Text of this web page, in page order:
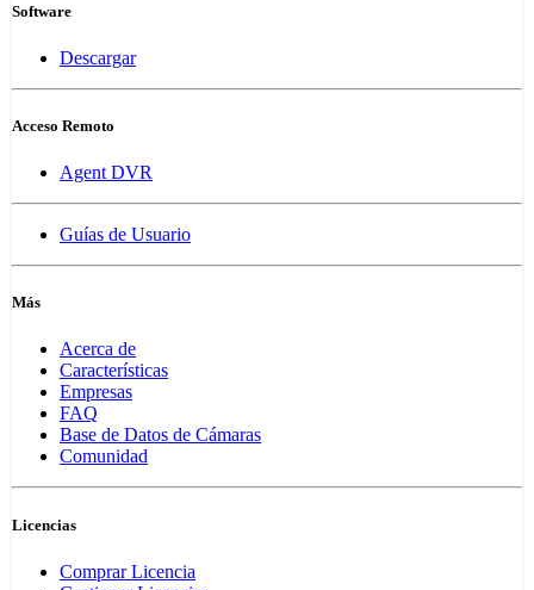
Software
Descargar
Acceso Remoto
Agent DVR
Guías de Usuario
Más
Acerca de
Características
Empresas
FAQ
Base de Datos de Cámaras
Comunidad
Licencias
Comprar Licencia